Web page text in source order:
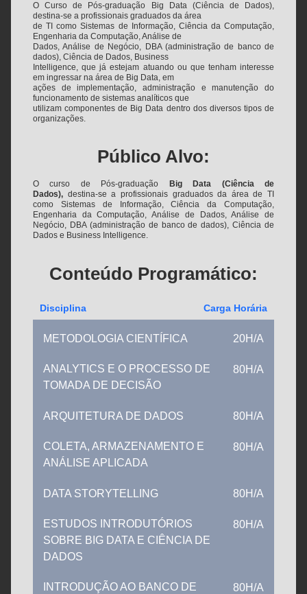
O Curso de Pós-graduação Big Data (Ciência de Dados),
destina-se a profissionais graduados da área
de TI como Sistemas de Informação, Ciência da Computação,
Engenharia da Computação, Análise de
Dados, Análise de Negócio, DBA (administração de banco de
dados), Ciência de Dados, Business
Intelligence, que já estejam atuando ou que tenham interesse
em ingressar na área de Big Data, em
ações de implementação, administração e manutenção do
funcionamento de sistemas analíticos que
utilizam componentes de Big Data dentro dos diversos tipos de
organizações.
Público Alvo:
O curso de Pós-graduação
Big Data (Ciência de
Dados), destina-se a profissionais graduados da área de TI
como Sistemas de Informação, Ciência da Computação,
Engenharia da Computação, Análise de Dados, Análise de
Negócio, DBA (administração de banco de dados), Ciência de
Dados e Business Intelligence.
Conteúdo Programático:
Disciplina Carga Horária
METODOLOGIA CIENTÍFICA 20H/A
ANALYTICS E O PROCESSO DE
TOMADA DE DECISÃO
80H/A
ARQUITETURA DE DADOS 80H/A
COLETA, ARMAZENAMENTO E
ANÁLISE APLICADA
80H/A
DATA STORYTELLING 80H/A
ESTUDOS INTRODUTÓRIOS
SOBRE BIG DATA E CIÊNCIA DE
DADOS
80H/A
INTRODUÇÃO AO BANCO DE
80H/A